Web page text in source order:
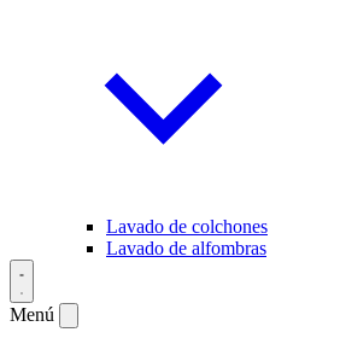
Lavado de colchones
Lavado de alfombras
Menú